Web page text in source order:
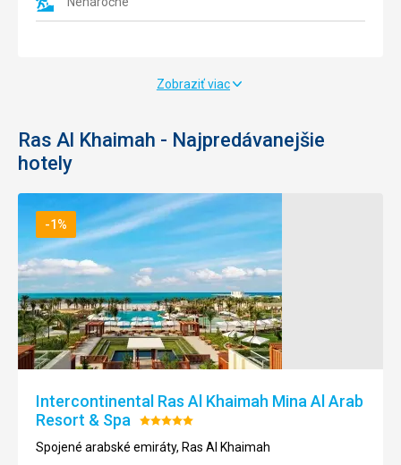
Zobraziť viac
Ras Al Khaimah - Najpredávanejšie
hotely
-1%
Intercontinental Ras Al Khaimah Mina Al Arab
Resort & Spa Hodnotenie:
5/5
Spojené arabské emiráty, Ras Al Khaimah